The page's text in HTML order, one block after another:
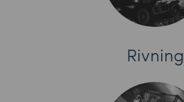
Rivning